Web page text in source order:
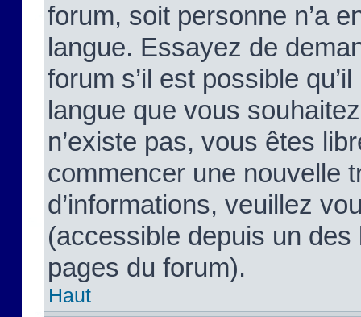
forum, soit personne n’a
langue. Essayez de
forum s’il est possible
langue que vous
n’existe pas, vous êtes
commencer une nouvelle
d’informations, veuillez
(accessible depuis un
pages du forum).
Haut